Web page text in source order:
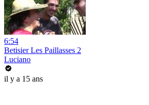
6:54
Betisier Les Paillasses 2
Luciano
il y a 15 ans